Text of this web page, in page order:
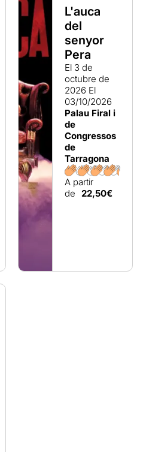
L'auca
del
senyor
Pera
El 3 de
octubre de
2026 El
03/10/2026
Palau Firal i
de
Congressos
de
Tarragona
A partir
de 22,50€